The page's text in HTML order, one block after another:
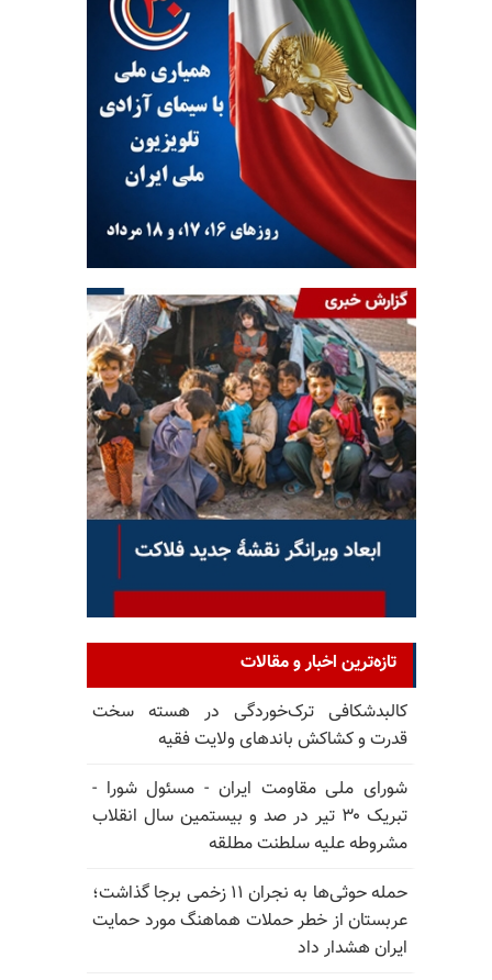
تازه‌ترین اخبار و مقالات
کالبدشکافی ترک‌خوردگی در هسته سخت
قدرت و کشاکش باندهای ولایت فقیه
شورای ملی مقاومت ایران - مسئول شورا -
تبریک ۳۰ تیر در صد و بیستمین سال انقلاب
مشروطه علیه سلطنت مطلقه
حمله حوثی‌ها به نجران ۱۱ زخمی برجا گذاشت؛
عربستان از خطر حملات هماهنگ مورد حمایت
ایران هشدار داد